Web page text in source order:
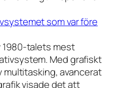
som var före
1980-talets mest
Med grafiskt
avancerat
visade det att